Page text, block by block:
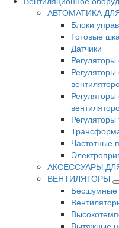
АВТОМАТИКА
Блоки
Готовые
Датчики
Частотные
АКСЕССУАРЫ
ВЕНТИЛЯТОРЫ
Бесшумные